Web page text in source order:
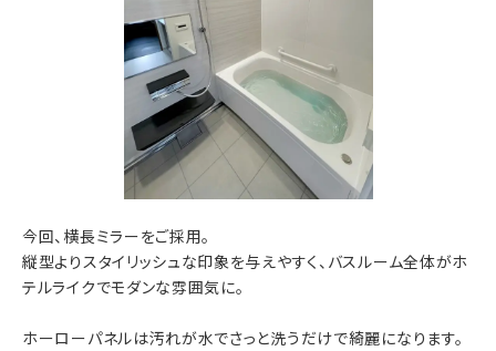
今回、横長ミラーをご採用。
縦型よりスタイリッシュな印象を与えやすく、バスルーム全体がホ
テルライクでモダンな雰囲気に。
ホーローパネルは汚れが水でさっと洗うだけで綺麗になります。